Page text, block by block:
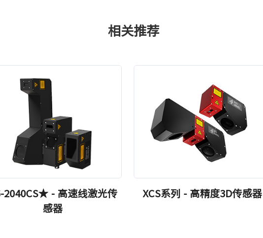
相关推荐
2040CS★ - 高速线激光传
感器
XCS系列 - 高精度3D传感器